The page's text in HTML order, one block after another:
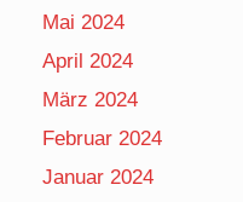
Mai 2024
April 2024
März 2024
Februar 2024
Januar 2024